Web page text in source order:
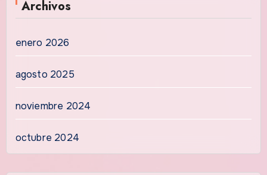
Archivos
enero 2026
agosto 2025
noviembre 2024
octubre 2024